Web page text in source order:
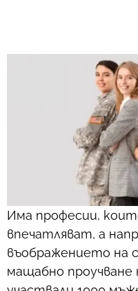
Има професии,
впечатляват, а
въображението на
мащабно проучване